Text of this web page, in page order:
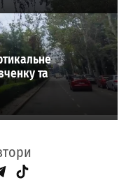
та
TikTok